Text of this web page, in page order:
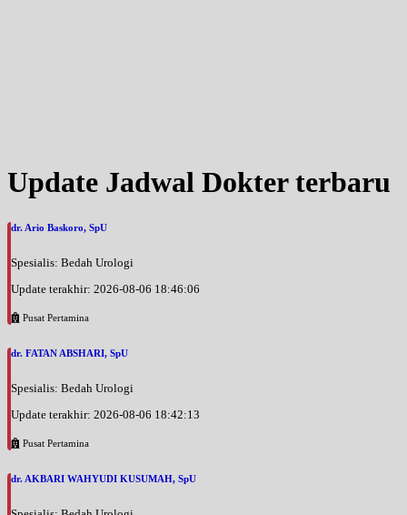
Update Jadwal Dokter terbaru
dr. Ario Baskoro, SpU
Spesialis: Bedah Urologi
Update terakhir: 2026-08-06 18:46:06
Pusat Pertamina
dr. FATAN ABSHARI, SpU
Spesialis: Bedah Urologi
Update terakhir: 2026-08-06 18:42:13
Pusat Pertamina
dr. AKBARI WAHYUDI KUSUMAH, SpU